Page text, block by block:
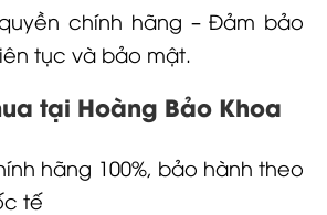
chính hãng – Đảm bảo
tục và bảo mật.
tại Hoàng Bảo Khoa
hãng 100%, bảo hành theo
tế